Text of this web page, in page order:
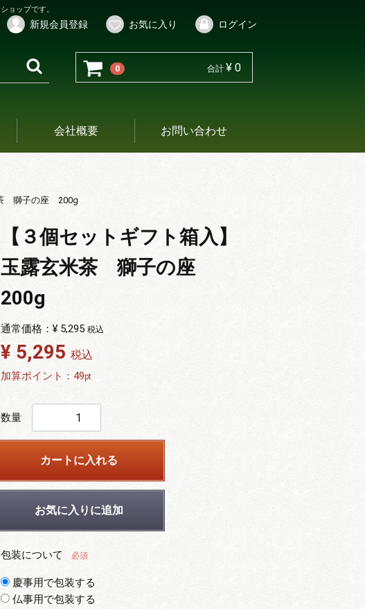
ョップです。
0 合計 ¥ 0
新規会員登録 お気に入り ログイン
会社概要 お問い合わせ
茶 獅子の座 200g
【３個セットギフト箱入】
玉露玄米茶 獅子の座
200g
通常価格：¥ 5,295 税込
¥ 5,295 税込
加算ポイント： 49pt
包装について 必須
慶事用で包装する
仏事用で包装する
数量
カートに入れる
お気に入りに追加